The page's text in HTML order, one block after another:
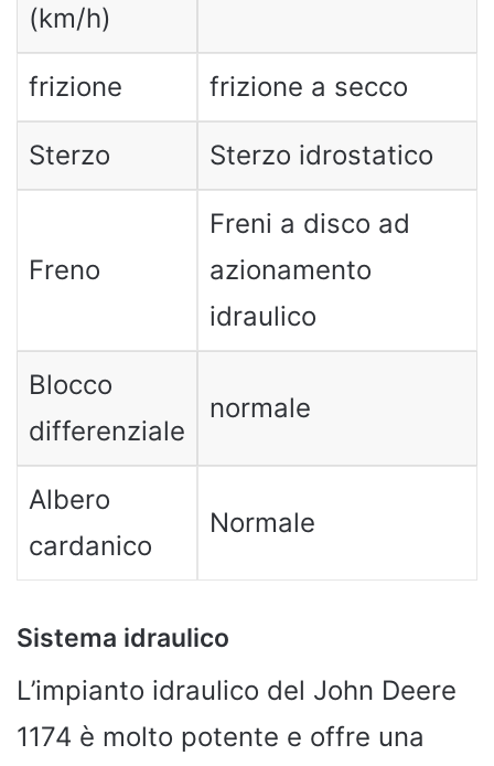
(km/h)
frizione frizione a secco
Sterzo Sterzo idrostatico
Freno
Freni a disco ad
azionamento
idraulico
Blocco
differenziale
normale
Albero
cardanico
Normale
Sistema idraulico
L’impianto idraulico del John Deere
1174 è molto potente e offre una